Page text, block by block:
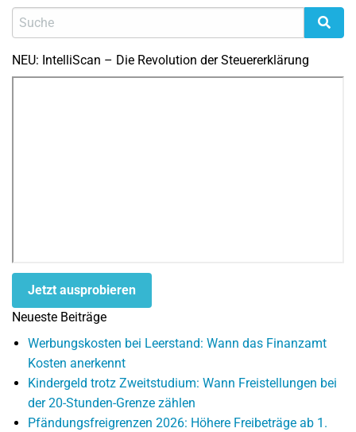
NEU: IntelliScan – Die Revolution der Steuererklärung
Jetzt ausprobieren
Neueste Beiträge
Werbungskosten bei Leerstand: Wann das Finanzamt
Kosten anerkennt
Kindergeld trotz Zweitstudium: Wann Freistellungen bei
der 20-Stunden-Grenze zählen
Pfändungsfreigrenzen 2026: Höhere Freibeträge ab 1.